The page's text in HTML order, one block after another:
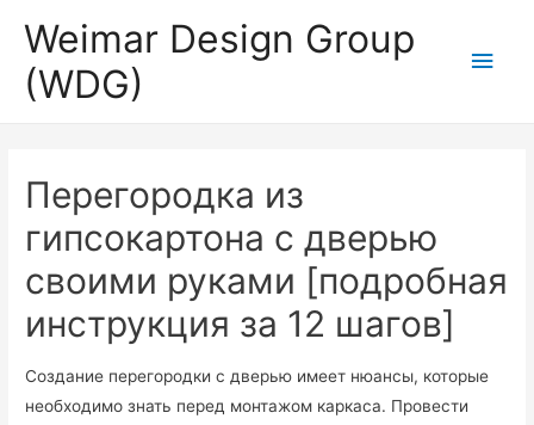
Weimar Design Group
(WDG)
Перегородка из
гипсокартона с дверью
своими руками [подробная
инструкция за 12 шагов]
Создание перегородки с дверью имеет нюансы, которые
необходимо знать перед монтажом каркаса. Провести
Для любых предложений по